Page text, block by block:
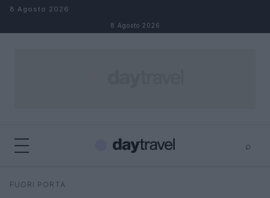
Salta al contenuto
8 Agosto 2026
8 Agosto 2026
⌕
Cerca
FUORI PORTA